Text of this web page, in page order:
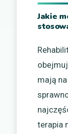
Jakie
mają
terapia